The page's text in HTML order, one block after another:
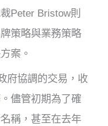
Peter Bristow則
策略與業務策略
案。
府協調的交易，收
儘管初期為了確
稱，甚至在去年